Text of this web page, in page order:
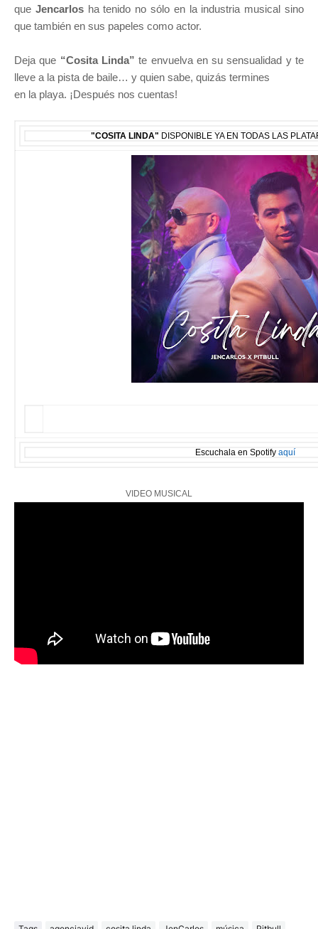
que Jencarlosha tenido no sólo en la industria musical sino
que también en sus papeles como actor.
Deja que “Cosita Linda” te envuelva en su sensualidad y te
lleve a la pista de baile… y quien sabe, quizás termines
en la playa. ¡Después nos cuentas!
"COSITA LINDA" DISPONIBLE YA EN TODAS LAS
Escuchala en Spotify aquí
VIDEO MUSICAL